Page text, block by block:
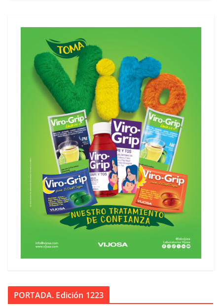
PORTADA. Edición 1223